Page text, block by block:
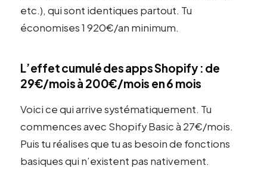
etc.), qui sont identiques partout. Tu
économises 1 920€/an minimum.
L’effet cumulé des apps Shopify : de
29€/mois à 200€/mois en 6 mois
Voici ce qui arrive systématiquement. Tu
commences avec Shopify Basic à 27€/mois.
Puis tu réalises que tu as besoin de fonctions
basiques qui n’existent pas nativement.